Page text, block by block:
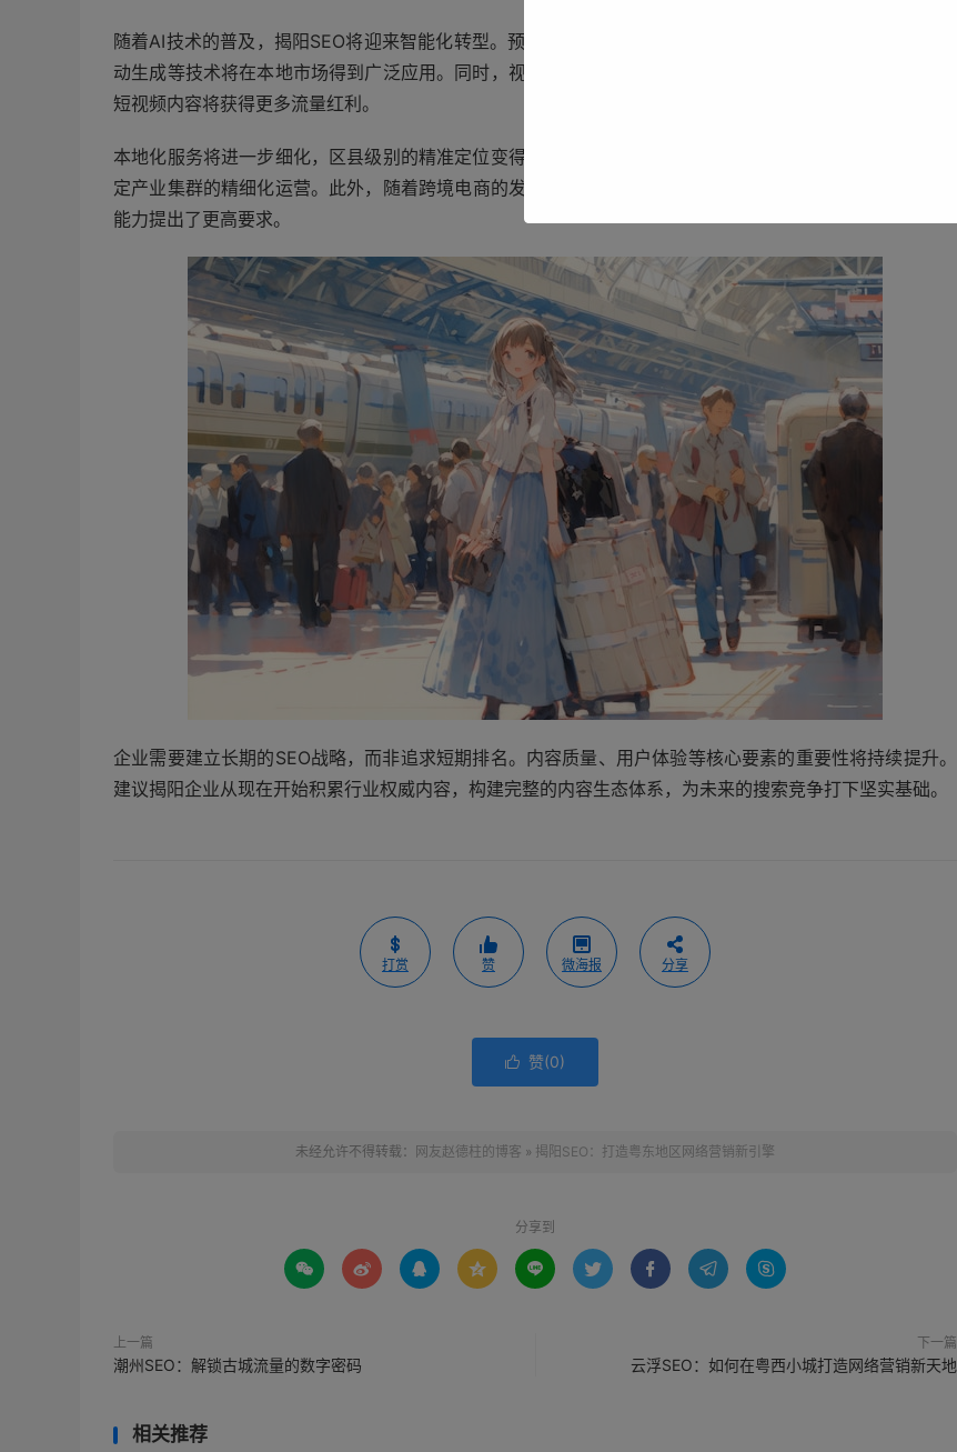
随着AI技术的普及，揭阳SEO将迎来智能化转型。预计未来两年内，基于大数据的智能关键词挖掘、内容自
动生成等技术将在本地市场得到广泛应用。同时，视频搜索优化将成为新战场，特别是针对揭阳特色产品的
短视频内容将获得更多流量红利。
本地化服务将进一步细化，区县级别的精准定位变得尤为重要。比如针对普宁中药材市场、揭东五金城等特
定产业集群的精细化运营。此外，随着跨境电商的发展，多语言SEO需求也将逐步显现，这对服务商的专业
能力提出了更高要求。
企业需要建立长期的SEO战略，而非追求短期排名。内容质量、用户体验等核心要素的重要性将持续提升。
建议揭阳企业从现在开始积累行业权威内容，构建完整的内容生态体系，为未来的搜索竞争打下坚实基础。
打赏 赞 微海报 分享
 赞(0)
未经允许不得转载： 网友赵德柱的博客 » 揭阳SEO：打造粤东地区网络营销新引擎
分享到
        
上一篇
潮州SEO：解锁古城流量的数字密码
下一篇
云浮SEO：如何在粤西小城打造网络营销新天地
相关推荐